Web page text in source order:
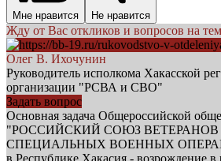
Мне нравится Не нравится
Жду от Вас откликов и вопросов на
Олег В. Ихочунин
Руководитель исполкома Хакасской
организации "РСВА и СВО"
Задать вопрос
Основная задача Общероссийской
"РОССИЙСКИЙ СОЮЗ
СПЕЦИАЛЬНЫХ ВОЕННЫХ
в Республике Хакасия - возрождение в